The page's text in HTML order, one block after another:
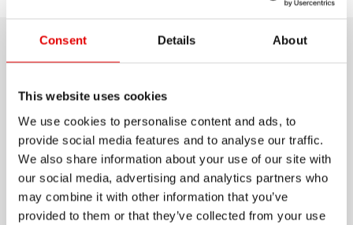
Consent Details About
This website uses cookies
We use cookies to personalise content and ads, to
provide social media features and to analyse our traffic.
We also share information about your use of our site with
our social media, advertising and analytics partners who
may combine it with other information that you’ve
provided to them or that they’ve collected from your use
製品の詳細情報
The jack-of-all trades of road rims: light, wide
and with an ideal price/performance ratio. The R
470 works perfectly with wide tires and will
deliver many unforgettable rides on the road
thanks to its reliability.
さらに表示